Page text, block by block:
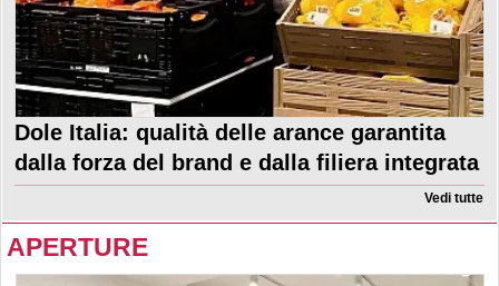
Dole Italia: qualità delle arance garantita
dalla forza del brand e dalla filiera integrata
Vedi tutte
APERTURE